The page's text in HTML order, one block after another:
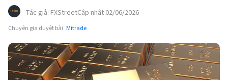
Tác giả: FXStreetCập nhật 02/06/2026
Chuyên gia duyệt bài Mitrade